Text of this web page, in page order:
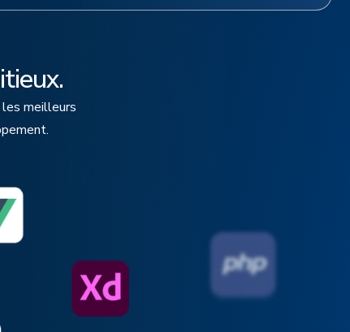
les meilleurs